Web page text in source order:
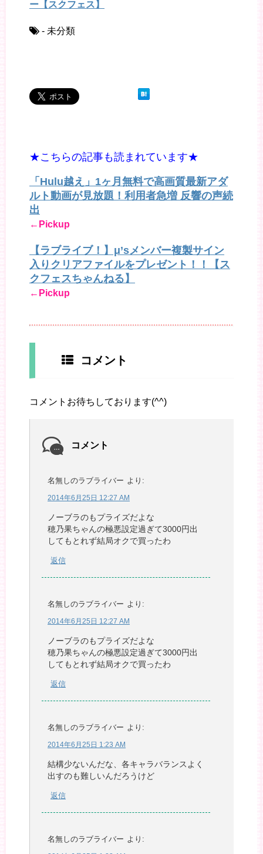
ー【スクフェス】
- 未分類
★こちらの記事も読まれています★
「Hulu越え」1ヶ月無料で高画質最新アダ
ルト動画が見放題！利用者急増 反響の声続
出
←Pickup
【ラブライブ！】μ’sメンバー複製サイン
入りクリアファイルをプレゼント！！【ス
クフェスちゃんねる】
←Pickup
コメント
コメントお待ちしております(^^)
コメント
名無しのラブライバー より:
2014年6月25日 12:27 AM
ノーブラのもプライズだよな
穂乃果ちゃんの極悪設定過ぎて3000円出
してもとれず結局オクで買ったわ
返信
名無しのラブライバー より:
2014年6月25日 12:27 AM
ノーブラのもプライズだよな
穂乃果ちゃんの極悪設定過ぎて3000円出
してもとれず結局オクで買ったわ
返信
名無しのラブライバー より:
2014年6月25日 1:23 AM
結構少ないんだな、各キャラバランスよく
出すのも難しいんだろうけど
返信
名無しのラブライバー より: